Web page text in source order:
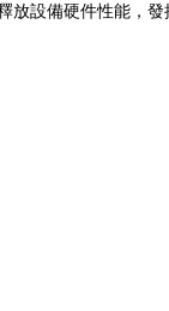
設備硬件性能，